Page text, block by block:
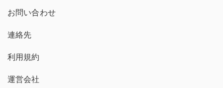
お問い合わせ
連絡先
利用規約
運営会社